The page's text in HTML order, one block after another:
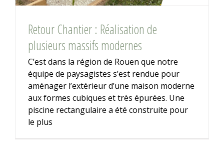
Retour Chantier : Réalisation de
plusieurs massifs modernes
C’est dans la région de Rouen que notre
équipe de paysagistes s’est rendue pour
aménager l’extérieur d’une maison moderne
aux formes cubiques et très épurées. Une
piscine rectangulaire a été construite pour
le plus